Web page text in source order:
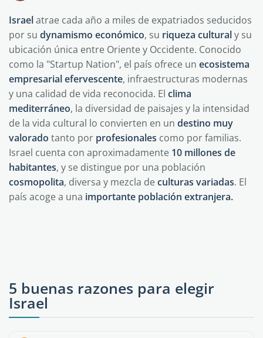
Israelatrae cada año a miles de expatriados seducidos
por su dynamismo económico, su riqueza culturaly su
ubicación única entre Oriente y Occidente. Conocido
como la "Startup Nation", el país ofrece un ecosistema
empresarialefervescente, infraestructuras modernas
y una calidad de vida reconocida. El clima
mediterráneo, la diversidad de paisajes y la intensidad
de la vida cultural lo convierten en un destino muy
valorado tanto por profesionales como por familias.
Israel cuenta con aproximadamente 10 millones de
habitantes, y se distingue por una población
cosmopolita, diversa y mezcla deculturas variadas. El
país acoge a una importante población extranjera.
5 buenas razones para elegir
Israel